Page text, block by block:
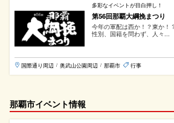
多彩なイベントが目白押し！
第56回那覇大綱挽まつり
今年の軍配は西か！？東か！
性別、国籍を問わず、人々...
国際通り周辺 / 奥武山公園周辺 / 那覇市 行事
那覇市イベント情報